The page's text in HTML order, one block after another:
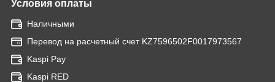
Условия оплаты
Наличными
Перевод на расчетный счет KZ7596502F0017973567
Kaspi Pay
Kaspi RED